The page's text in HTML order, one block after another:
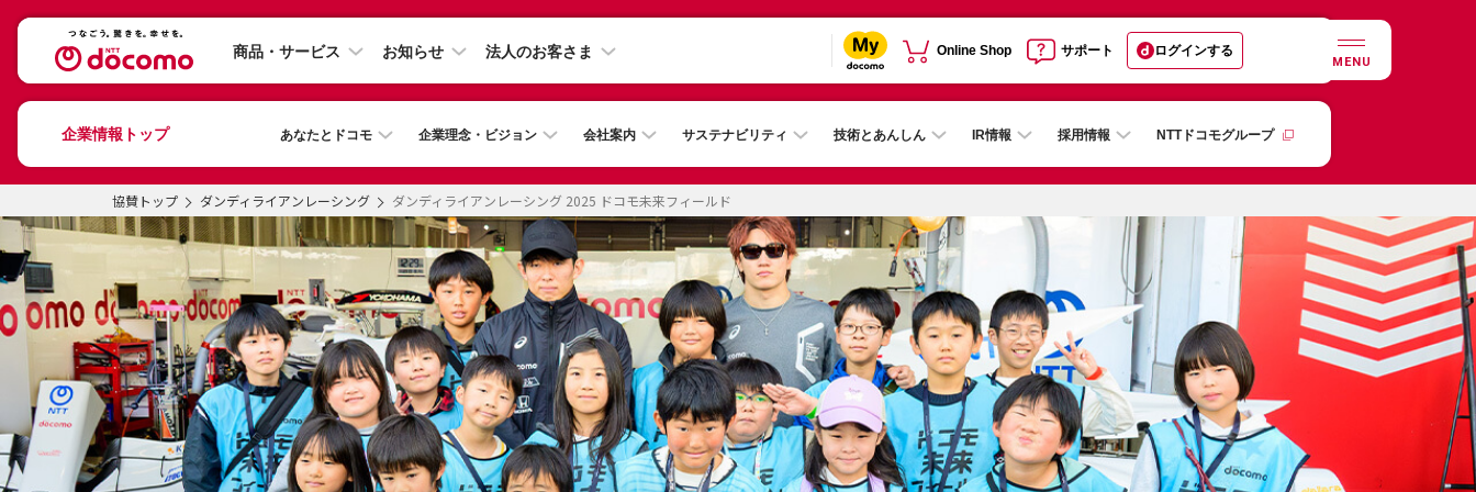
商品・サービス お知らせ 法人のお客さま Online Shop サポート ログインする
MENU
企業情報トップ あなたとドコモ 企業理念・ビジョン 会社案内 サステナビリティ 技術とあんしん IR情報 採用情報 NTTドコモグループ
協賛トップ ダンディライアンレーシング ダンディライアンレーシング 2025 ドコモ未来フィールド